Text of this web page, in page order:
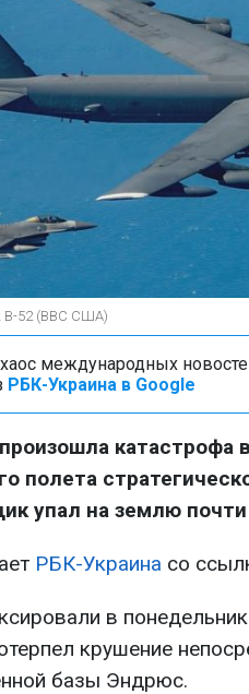
B-52 (ВВС США)
международных
РБК-Украина в Google
катастрофа
полета
упал на землю почти
РБК-Украина со
в
крушение
базы Эндрюс.